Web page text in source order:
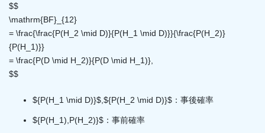
$$
\mathrm{BF}_{12}
= \frac{\frac{P(H_2 \mid D)}{P(H_1 \mid D)}}{\frac{P(H_2)}
{P(H_1)}}
= \frac{P(D \mid H_2)}{P(D \mid H_1)},
$$
${P(H_1 \mid D)}$,${P(H_2 \mid D)}$：事後確率
${P(H_1),P(H_2)}$：事前確率